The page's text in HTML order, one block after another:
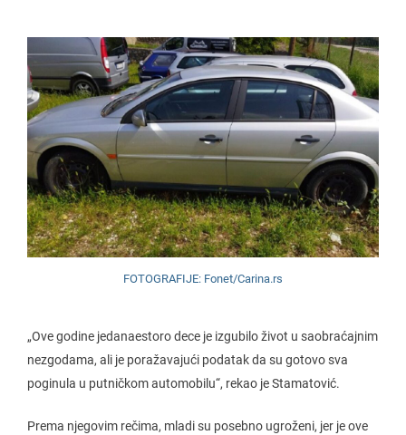
FOTOGRAFIJE: Fonet/Carina.rs
„Ove godine jedanaestoro dece je izgubilo život u saobraćajnim
nezgodama, ali je poražavajući podatak da su gotovo sva
poginula u putničkom automobilu“, rekao je Stamatović.
Prema njegovim rečima, mladi su posebno ugroženi, jer je ove